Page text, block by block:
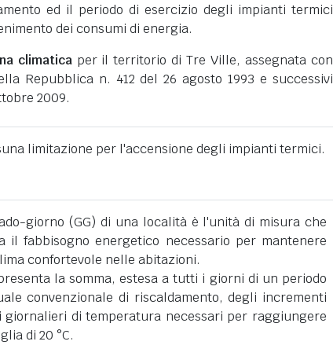
ed il periodo di esercizio degli impianti termici
dei consumi di energia.
climaticaper il territorio di Tre Ville, assegnata con
Repubblica n. 412 del 26 agosto 1993 e successivi
2009.
limitazione per l'accensione degli impianti termici.
giorno (GG) di una località è l'unità di misura che
il fabbisogno energetico necessario per mantenere
confortevole nelle abitazioni.
la somma, estesa a tutti i giorni di un periodo
convenzionale di riscaldamento, degli incrementi
giornalieri di temperatura necessari per raggiungere
di 20 °C.